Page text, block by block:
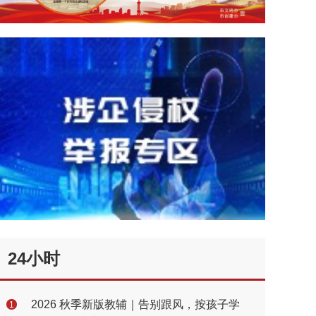
24小时
1
2026 秋季新版教辅｜告别跟风，按孩子学